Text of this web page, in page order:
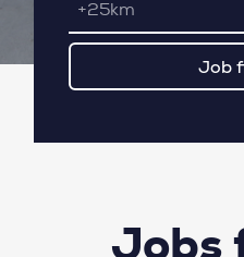
+25km